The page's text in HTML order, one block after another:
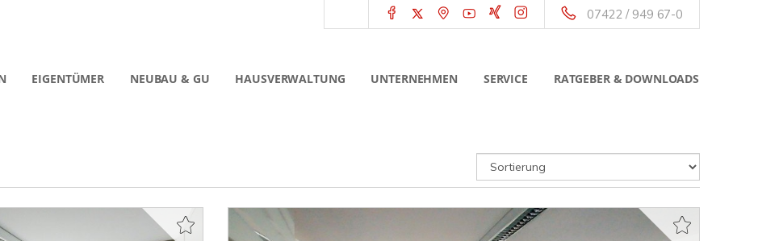
07422 / 949 67-0
EIGENTÜMER NEUBAU & GU HAUSVERWALTUNG UNTERNEHMEN SERVICE RATGEBER & DOWNLOADS